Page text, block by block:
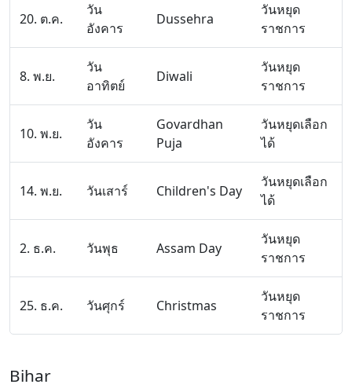
20. ต.ค.
วัน
อังคาร
Dussehra
วันหยุด
ราชการ
8. พ.ย.
วัน
อาทิตย์
Diwali
วันหยุด
ราชการ
10. พ.ย.
วัน
อังคาร
Govardhan
Puja
วันหยุดเลือก
ได้
14. พ.ย. วันเสาร์ Children's Day
วันหยุดเลือก
ได้
2. ธ.ค. วันพุธ Assam Day
วันหยุด
ราชการ
25. ธ.ค. วันศุกร์ Christmas
วันหยุด
ราชการ
Bihar